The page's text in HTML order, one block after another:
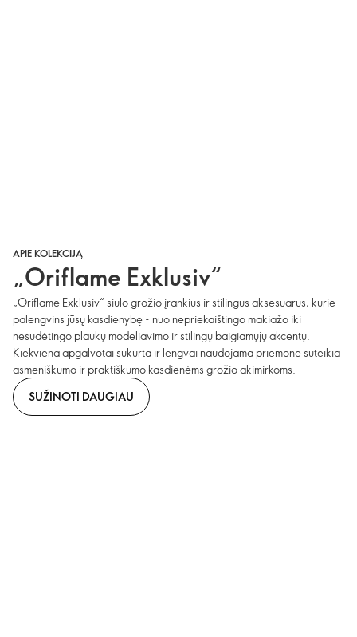
APIE KOLEKCIJĄ
„Oriflame Exklusiv“
„Oriflame Exklusiv“ siūlo grožio įrankius ir stilingus aksesuarus, kurie
palengvins jūsų kasdienybę - nuo nepriekaištingo makiažo iki
nesudėtingo plaukų modeliavimo ir stilingų baigiamųjų akcentų.
Kiekviena apgalvotai sukurta ir lengvai naudojama priemonė suteikia
asmeniškumo ir praktiškumo kasdienėms grožio akimirkoms.
SUŽINOTI DAUGIAU